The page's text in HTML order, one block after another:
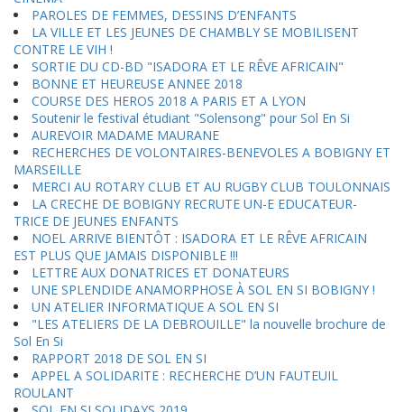
PAROLES DE FEMMES, DESSINS D’ENFANTS
LA VILLE ET LES JEUNES DE CHAMBLY SE MOBILISENT
CONTRE LE VIH !
SORTIE DU CD-BD "ISADORA ET LE RÊVE AFRICAIN"
BONNE ET HEUREUSE ANNEE 2018
COURSE DES HEROS 2018 A PARIS ET A LYON
Soutenir le festival étudiant "Solensong" pour Sol En Si
AUREVOIR MADAME MAURANE
RECHERCHES DE VOLONTAIRES-BENEVOLES A BOBIGNY ET
MARSEILLE
MERCI AU ROTARY CLUB ET AU RUGBY CLUB TOULONNAIS
LA CRECHE DE BOBIGNY RECRUTE UN-E EDUCATEUR-
TRICE DE JEUNES ENFANTS
NOEL ARRIVE BIENTÔT : ISADORA ET LE RÊVE AFRICAIN
EST PLUS QUE JAMAIS DISPONIBLE !!!
LETTRE AUX DONATRICES ET DONATEURS
UNE SPLENDIDE ANAMORPHOSE À SOL EN SI BOBIGNY !
UN ATELIER INFORMATIQUE A SOL EN SI
"LES ATELIERS DE LA DEBROUILLE" la nouvelle brochure de
Sol En Si
RAPPORT 2018 DE SOL EN SI
APPEL A SOLIDARITE : RECHERCHE D’UN FAUTEUIL
ROULANT